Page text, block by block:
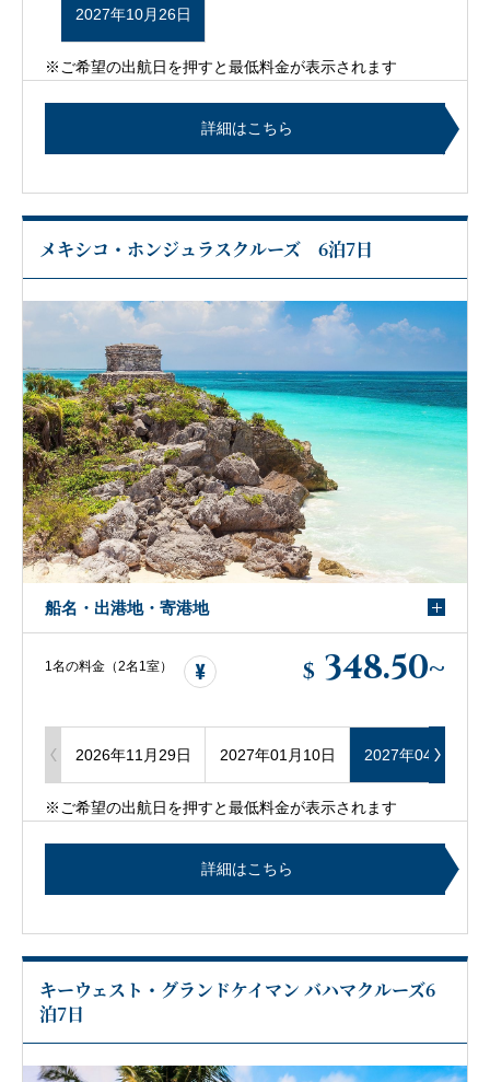
2027年10月26日
※ご希望の出航日を押すと最低料金が表示されます
詳細はこちら
メキシコ・ホンジュラスクルーズ 6泊7日
船名・出港地・寄港地
1名の料金（2名1室） $ 348.50~
2026年11月29日 2027年01月10日 2027年04月04日
※ご希望の出航日を押すと最低料金が表示されます
詳細はこちら
キーウェスト・グランドケイマン バハマクルーズ6
泊7日